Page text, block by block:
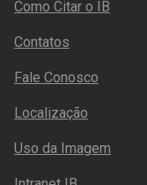
Como Citar o IB
Contatos
Fale Conosco
Localização
Uso da Imagem